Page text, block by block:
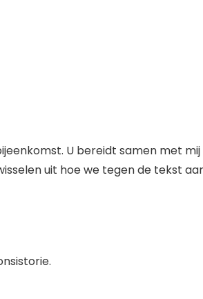
U bereidt samen met
uit hoe we tegen de tekst